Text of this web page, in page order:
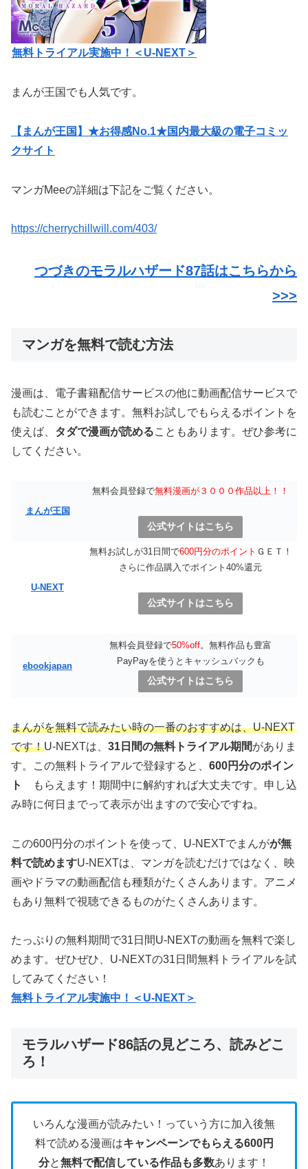
無料トライアル実施中！＜U-NEXT＞
まんが王国でも人気です。
【まんが王国】★お得感No.1★国内最大級の電子コミッ
クサイト
マンガMeeの詳細は下記をご覧ください。
https://cherrychillwill.com/403/
つづきのモラルハザード87話はこちらから
>>>
マンガを無料で読む方法
漫画は、電子書籍配信サービスの他に動画配信サービスで
も読むことができます。無料お試しでもらえるポイントを
使えば、 タダで漫画が読めることもあります。ぜひ参考に
してください。
まんが王国
無料会員登録で無料漫画が３０００作品以上！！
公式サイトはこちら
U-NEXT
無料お試しが31日間で600円分のポイント ＧＥＴ！
さらに作品購入でポイント40%還元
公式サイトはこちら
ebookjapan
無料会員登録で50%off。無料作品も豊富
PayPayを使うとキャッシュバックも
公式サイトはこちら
まんがを無料で読みたい時の一番のおすすめは、U-NEXT
です！U-NEXTは、 31日間の無料トライアル期間がありま
す。この無料トライアルで登録すると、 600円分のポイン
ト
もらえます！期間中に解約すれば大丈夫です。申し込
み時に何日までって表示が出ますので安心ですね。
この600円分のポイントを使って、U-NEXTでまんがが無
料で読めますU-NEXTは、マンガを読むだけではなく、映
画やドラマの動画配信も種類がたくさんあります。アニメ
もあり無料で視聴できるものがたくさんあります。
たっぷりの無料期間で31日間U-NEXTの動画を無料で楽し
めます。ぜひぜひ、U-NEXTの31日間無料トライアルを試
してみてください！
無料トライアル実施中！＜U-NEXT＞
モラルハザード86話の見どころ、読みどこ
ろ！
いろんな漫画が読みたい！っていう方に加入後無
料で読める漫画はキャンペーンでもらえる600円
分と無料で配信している作品も多数あります！